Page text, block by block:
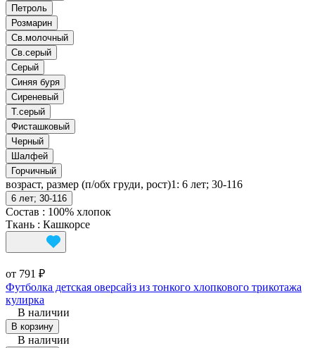
Петроль
Розмарин
Св.молочный
Св.серый
Серый
Синяя буря
Сиреневый
Т.серый
Фисташковый
Черный
Шалфей
Горчичный
возраст, размер (п/обх груди, рост)1: 6 лет; 30-116
6 лет; 30-116
Состав : 100% хлопок
Ткань : Кашкорсе
от 791 ₽
Футболка детская оверсайз из тонкого хлопкового трикотажа
кулирка
В наличии
В корзину
В наличии